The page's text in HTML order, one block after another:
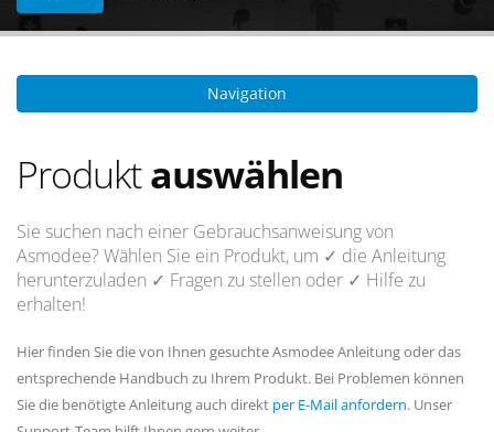
Navigation
Produktauswählen
Sie suchen nach einer Gebrauchsanweisung von
Asmodee? Wählen Sie ein Produkt, um ✓ die Anleitung
herunterzuladen ✓ Fragen zu stellen oder ✓ Hilfe zu
erhalten!
Hier finden Sie die von Ihnen gesuchte Asmodee Anleitung oder das
entsprechende Handbuch zu Ihrem Produkt. Bei Problemen können
Sie die benötigte Anleitung auch direkt per E-Mail anfordern. Unser